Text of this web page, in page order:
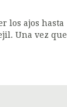
los ajos hasta
Una vez que